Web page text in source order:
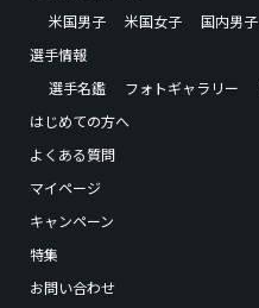
米国男子
米国女子 国内男子
選手情報
選手名鑑
フォトギャラリー
はじめての方へ
よくある質問
マイページ
キャンペーン
特集
お問い合わせ